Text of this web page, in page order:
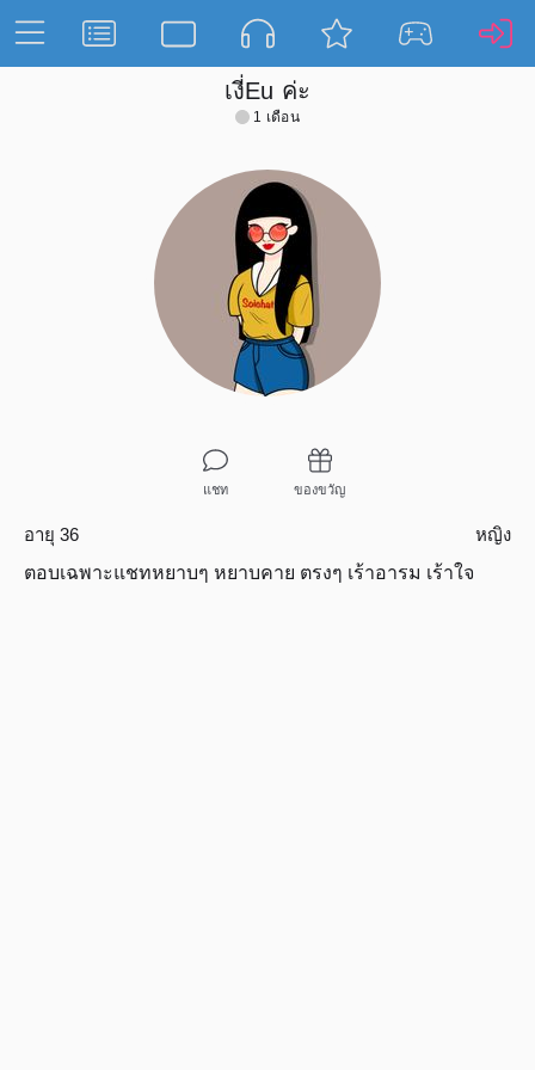
เงี่Eu ค่ะ
1 เดือน
แชท ของขวัญ
อายุ 36
หญิง
ตอบเฉพาะแชทหยาบๆ หยาบคาย ตรงๆ เร้าอารม เร้าใจ